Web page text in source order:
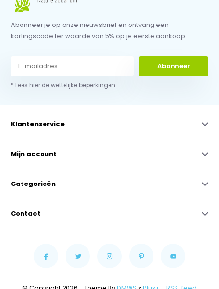
Abonneer je op onze nieuwsbrief en ontvang een
kortingscode ter waarde van 5% op je eerste aankoop.
Abonneer
* Lees hier de wettelijke beperkingen
Klantenservice
Mijn account
Categorieën
Contact